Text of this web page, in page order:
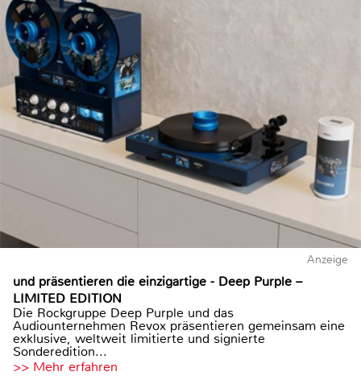
Anzeige
und präsentieren die einzigartige - Deep Purple –
LIMITED EDITION
Die Rockgruppe Deep Purple und das
Audiounternehmen Revox präsentieren gemeinsam eine
exklusive, weltweit limitierte und signierte
Sonderedition...
>> Mehr erfahren